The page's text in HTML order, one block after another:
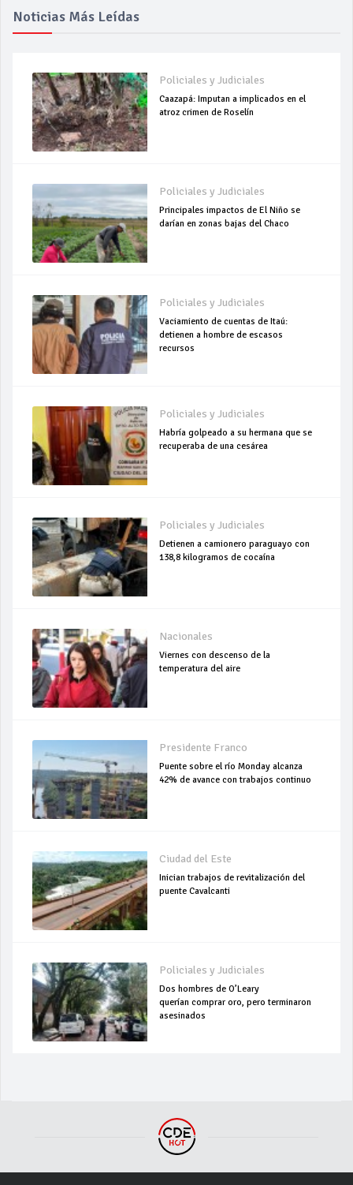
Noticias Más Leídas
Policiales y Judiciales
Caazapá: Imputan a implicados en el
atroz crimen de Roselín
Policiales y Judiciales
Principales impactos de El Niño se
darían en zonas bajas del Chaco
Policiales y Judiciales
Vaciamiento de cuentas de Itaú:
detienen a hombre de escasos
recursos
Policiales y Judiciales
Habría golpeado a su hermana que se
recuperaba de una cesárea
Policiales y Judiciales
Detienen a camionero paraguayo con
138,8 kilogramos de cocaína
Nacionales
Viernes con descenso de la
temperatura del aire
Presidente Franco
Puente sobre el río Monday alcanza
42% de avance con trabajos continuo
Ciudad del Este
Inician trabajos de revitalización del
puente Cavalcanti
Policiales y Judiciales
Dos hombres de O’Leary
querían comprar oro, pero terminaron
asesinados